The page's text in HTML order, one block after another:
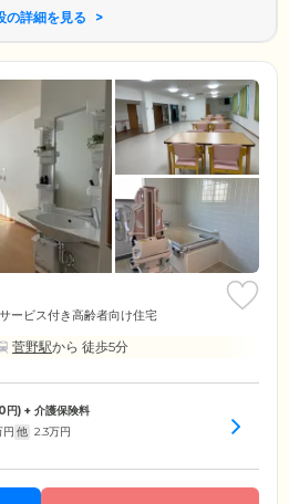
の詳細を見る
サービス付き高齢者向け住宅
菅野駅から 徒歩5分
0円) + 介護保険料
円 他 2.3万円